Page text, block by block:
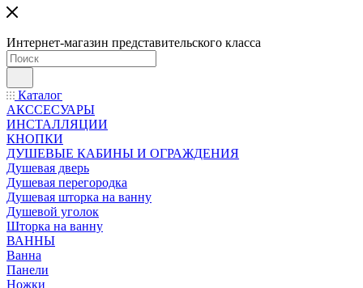
Интернет-магазин представительского класса
Каталог
АКССЕСУАРЫ
ИНСТАЛЛЯЦИИ
КНОПКИ
ДУШЕВЫЕ КАБИНЫ И ОГРАЖДЕНИЯ
Душевая дверь
Душевая перегородка
Душевая шторка на ванну
Душевой уголок
Шторка на ванну
ВАННЫ
Ванна
Панели
Ножки